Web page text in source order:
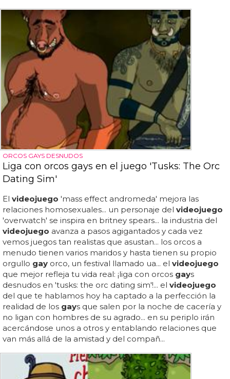
ORCOS GAYS DESNUDOS
Liga con orcos gays en el juego 'Tusks: The Orc
Dating Sim'
El videojuego 'mass effect andromeda' mejora las
relaciones homosexuales... un personaje del videojuego
'overwatch' se inspira en britney spears... la industria del
videojuego avanza a pasos agigantados y cada vez
vemos juegos tan realistas que asustan... los orcos a
menudo tienen varios maridos y hasta tienen su propio
orgullo gay orco, un festival llamado ua... el videojuego
que mejor refleja tu vida real: ¡liga con orcos gays
desnudos en 'tusks: the orc dating sim'!... el videojuego
del que te hablamos hoy ha captado a la perfección la
realidad de los gays que salen por la noche de cacería y
no ligan con hombres de su agrado... en su periplo irán
acercándose unos a otros y entablando relaciones que
van más allá de la amistad y del compañ...